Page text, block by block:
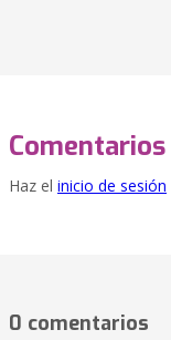
Comentarios
Haz el inicio de sesión
0 comentarios